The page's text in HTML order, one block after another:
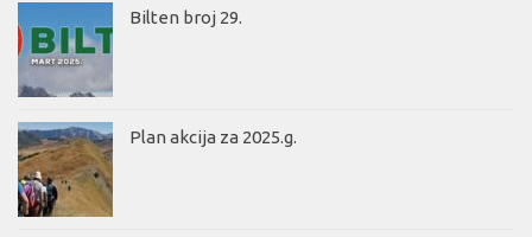
Bilten broj 29.
Plan akcija za 2025.g.